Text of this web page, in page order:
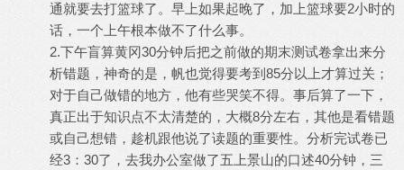
通就要去打篮球了。早上如果起晚了，加上篮球要2小时的
话，一个上午根本做不了什么事。
2.下午盲算黄冈30分钟后把之前做的期末测试卷拿出来分
析错题，神奇的是，帆也觉得要考到85分以上才算过关；
对于自己做错的地方，他有些哭笑不得。事后算了一下，
真正出于知识点不太清楚的，大概8分左右，其他是看错题
或自己想错，趁机跟他说了读题的重要性。分析完试卷已
经3：30了，去我办公室做了五上景山的口述40分钟，三